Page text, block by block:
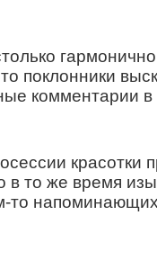
поклонники
комментарии в
красотки
в то же время
то